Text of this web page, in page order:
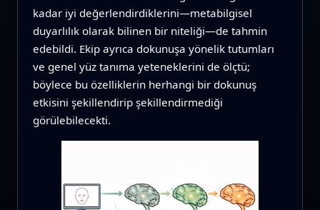
kadar iyi değerlendirdiklerini—metabilgisel
duyarlılık olarak bilinen bir niteliği—de tahmin
edebildi. Ekip ayrıca dokunuşa yönelik tutumları
ve genel yüz tanıma yeteneklerini de ölçtü;
böylece bu özelliklerin herhangi bir dokunuş
etkisini şekillendirip şekillendirmediği
görülebilecekti.